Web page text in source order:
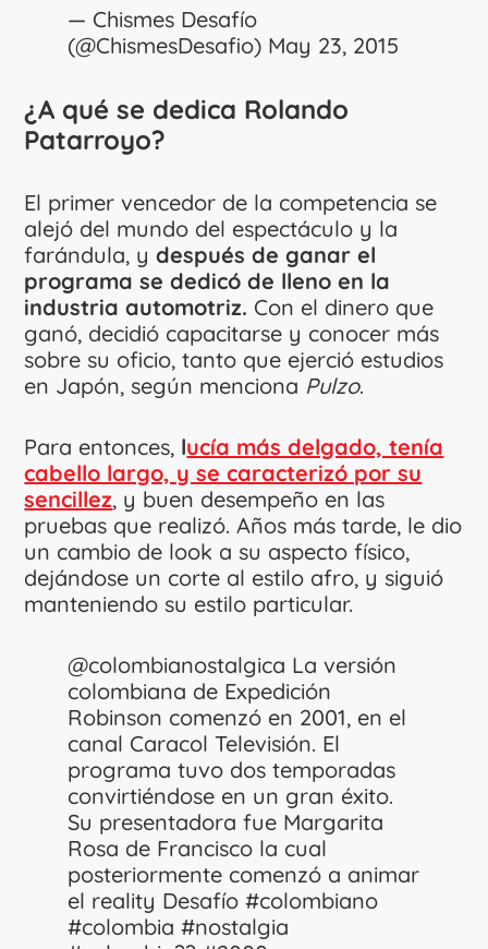
— Chismes Desafío
(@ChismesDesafio) May 23, 2015
¿A qué se dedica Rolando
Patarroyo?
El primer vencedor de la competencia se
alejó del mundo del espectáculo y la
farándula, y después de ganar el
programa se dedicó de lleno en la
industria automotriz. Con el dinero que
ganó, decidió capacitarse y conocer más
sobre su oficio, tanto que ejerció estudios
en Japón, según menciona Pulzo.
Para entonces, lucía más delgado, tenía
cabello largo, y se caracterizó por su
sencillez, y buen desempeño en las
pruebas que realizó. Años más tarde, le dio
un cambio de look a su aspecto físico,
dejándose un corte al estilo afro, y siguió
manteniendo su estilo particular.
@colombianostalgica La versión
colombiana de Expedición
Robinson comenzó en 2001, en el
canal Caracol Televisión. El
programa tuvo dos temporadas
convirtiéndose en un gran éxito.
Su presentadora fue Margarita
Rosa de Francisco​ la cual
posteriormente comenzó a animar
el reality Desafío#colombiano
#colombia #nostalgia